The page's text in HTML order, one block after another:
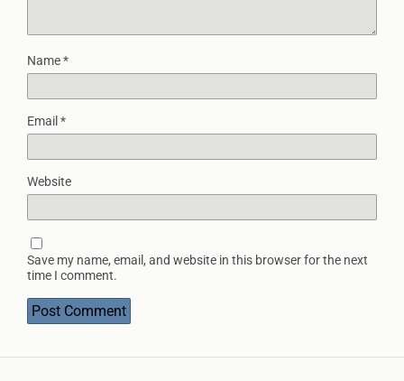
Name*
Email *
Website
Save my name, email, and website in this browser for the next
time I comment.